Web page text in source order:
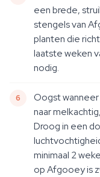
een brede,
stengels van
planten die
laatste weken
nodig.
Oogst
naar
Droog in een
minimaal 2
op Afgooey is